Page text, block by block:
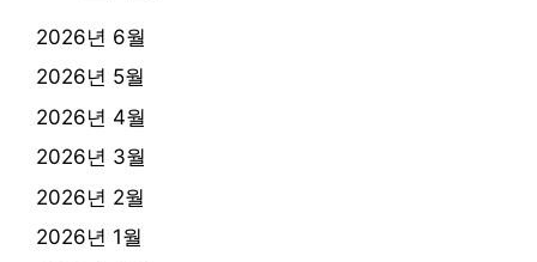
2026년 6월
2026년 5월
2026년 4월
2026년 3월
2026년 2월
2026년 1월